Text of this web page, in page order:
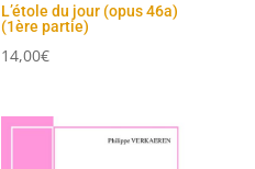
L’étole du jour (opus 46a)
(1ère partie)
14,00€